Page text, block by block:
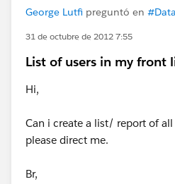
George Lutfi preguntó en
31 de octubre de 2012 7:55
List of users in my front
Hi,
Can i create a list/ report of
please direct me.
Br,